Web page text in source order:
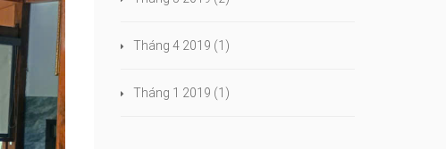
Tháng 4 2019 (1)
Tháng 1 2019 (1)